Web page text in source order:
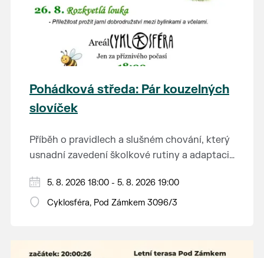
Pohádková středa: Pár kouzelných
slovíček
Příběh o pravidlech a slušném chování, který
usnadní zavedení školkové rutiny a adaptaci
Hraje se jen za příznivého počasí.
Vstupné dobrovolné.
5. 8. 2026 18:00 - 5. 8. 2026 19:00
Cyklosféra, Pod Zámkem 3096/3